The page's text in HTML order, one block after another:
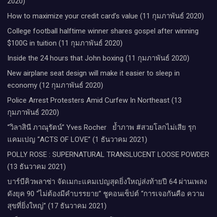
How to maximize your credit card’s value (11 กุมภาพันธ์ 2020)
College football halftime winner shares gospel after winning
$100G in tuition (11 กุมภาพันธ์ 2020)
Inside the 24 hours that John boxing (11 กุมภาพันธ์ 2020)
New airplane seat design will make it easier to sleep in
economy (12 กุมภาพันธ์ 2020)
Police Arrest Protesters Amid Curfew In Northeast (13
กุมภาพันธ์ 2020)
“วิลาสินี ภาณุรัตน์” Yves Rocher​ ย้ำภาพ #สวยโลกไม่เสีย รุก
แคมเปญ “ACTS OF LOVE” (1 ธันวาคม 2021)
POLLY ROSE : SUPERNATURAL TRANSLUCENT LOOSE POWDER
(13 ธันวาคม 2021)
บาร์บีคิวพลาซ่า จัดเมกะแคมเปญสุดยิ่งใหญ่ส่งท้ายปี 64 ผ่านเพลง
ดังยุค 90 “ไม่ต้องมีคำบรรยาย” ชูคอนเซ็ปต์ “การเจอกันคือ ความ
สุขที่ยิ่งใหญ่” (17 ธันวาคม 2021)